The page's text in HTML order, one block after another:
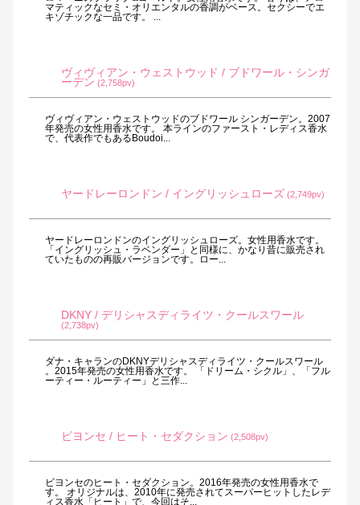
マティックなセミ・オリエンタルの香調がベース。セクシーでエ
キゾチックな一品です。 ...
ヴィヴィアン・ウェストウッド / ブドワール・シンガ
ーデン (2,758pv)
ヴィヴィアン・ウェストウッドのブドワール シンガーデン。2007
年発売の女性用香水です。 本ラインのファースト・レディス香水
で、代表作でもあるBoudoi...
ヤードレーロンドン / イングリッシュローズ (2,749pv)
ヤードレーロンドンのイングリッシュローズ。女性用香水です。
「イングリッシュ・ラベンダー」と同様に、かなり昔に販売され
ていたものの再販バージョンです。ロー...
DKNY / デリシャスディライツ・クールスワール
(2,738pv)
ダナ・キャランのDKNYデリシャスディライツ・クールスワール
。2015年発売の女性用香水です。 「ドリーム・シクル」、「フル
ーティー・ルーティー」と三作...
ビヨンセ / ヒート・セダクション (2,508pv)
ビヨンセのヒート・セダクション。2016年発売の女性用香水で
す。 オリジナルは、2010年に発売されてスーパーヒットしたレデ
ィス香水「ヒート」で、今回はそ...